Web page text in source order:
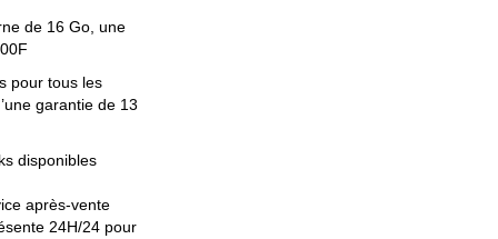
de 16 Go, une
pour tous les
garantie de 13
disponibles
après-vente
24H/24 pour